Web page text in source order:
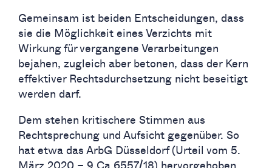
Gemeinsam ist beiden Entscheidungen, dass
sie die Möglichkeit eines Verzichts mit
Wirkung für vergangene Verarbeitungen
bejahen, zugleich aber betonen, dass der Kern
effektiver Rechtsdurchsetzung nicht beseitigt
werden darf.
Dem stehen kritischere Stimmen aus
Rechtsprechung und Aufsicht gegenüber. So
hat etwa das ArbG Düsseldorf (Urteil vom 5.